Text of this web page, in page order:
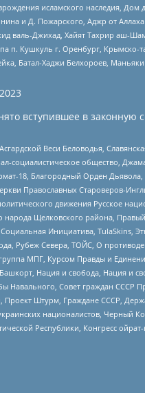
исламского наследия,
и Д. Пожарского, Аджр от
валь-Джихад, Хайят Тахрир аш-
п. Кушкуль г. Оренбург,
Батал-Хаджи Белхороев,
вступившее в законную
Веси Беловодья,
социалистическое общество,
18, Благородный Орден
Православных Староверов-
движения Русское
Щелковского района,
Инициатива, TulaSkins,
Рубеж Севера, ТОЙС, О
МПГ, Курсом Правды и
Нация и свобода, Нация и
Совет граждан СССР
Штурм, Граждане СССР,
националистов, Черный
Республики, Конгресс